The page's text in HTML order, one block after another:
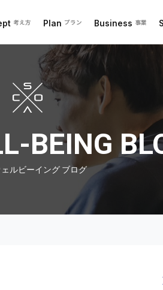
考え方 Plan プラン Business 事業
BEING
ルビーイング ブログ